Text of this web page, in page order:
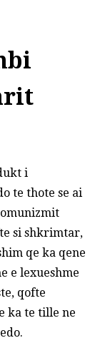
i
te thote se ai
si shkrimtar,
qe ka qene
e lexueshme
qofte
ka te tille ne